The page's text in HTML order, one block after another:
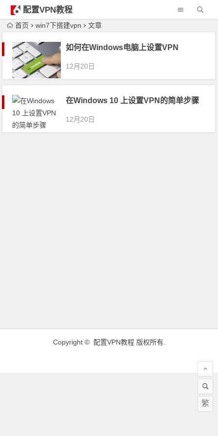
配置VPN教程
首页 win7下搭建vpn 文章
如何在Windows电脑上设置VPN
12月20日
在Windows 10 上设置VPN的简单步骤
12月20日
Copyright © 配置VPN教程版权所有.
繁